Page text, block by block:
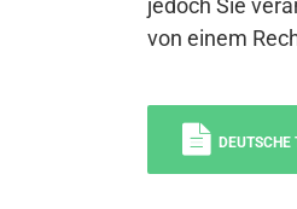
jedoch Sie
von einem